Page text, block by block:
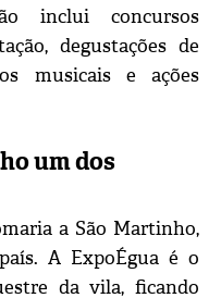
inclui concursos
degustações de
musicais e ações
um dos
a São Martinho,
A ExpoÉgua é o
da vila, ficando